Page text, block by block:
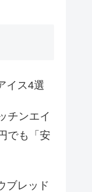
イス4選
チンエイ
でも「安
ブレッド